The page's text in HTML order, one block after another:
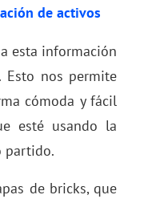
de activos
esta información
Esto nos permite
cómoda y fácil
esté usando la
partido.
de bricks, que